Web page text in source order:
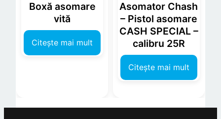
Boxă asomare
vită
Citește mai mult
Asomator Chash
– Pistol asomare
CASH SPECIAL –
calibru 25R
Citește mai mult